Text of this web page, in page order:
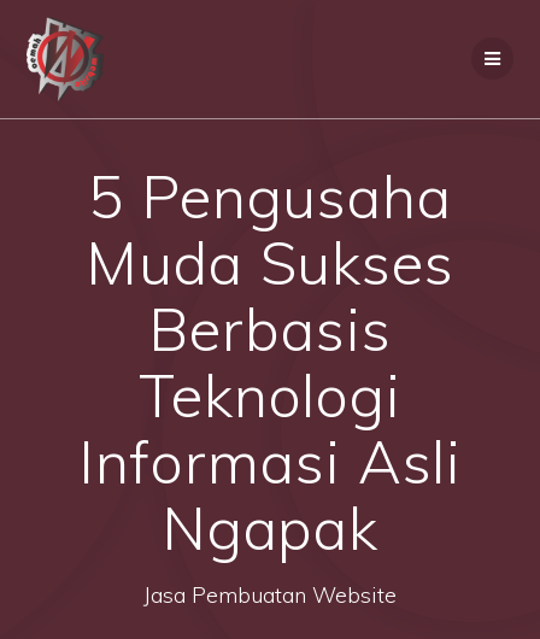
5 Pengusaha
Muda Sukses
Berbasis
Teknologi
Informasi Asli
Ngapak
Jasa Pembuatan Website